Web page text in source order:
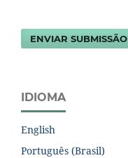
ENVIAR SUBMISSÃO
IDIOMA
English
Português (Brasil)